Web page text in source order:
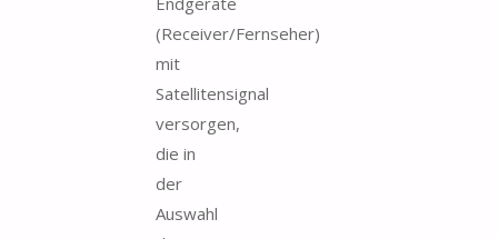
(Receiver/Fernseher)
mit
Satellitensignal
versorgen,
die in
der
Auswahl